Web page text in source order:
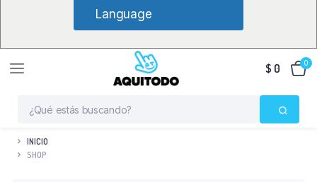
Language
$ 0 0
INICIO
SHOP